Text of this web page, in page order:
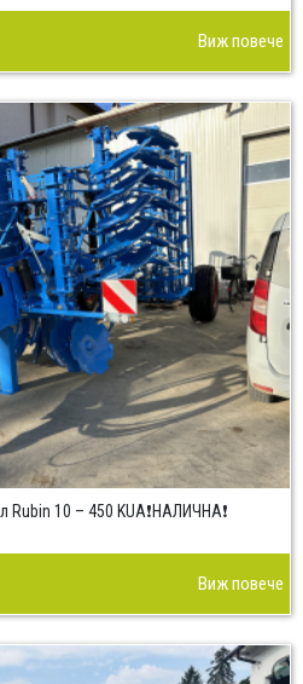
Виж повече
10 – 450 KUA❗НАЛИЧНА❗
Виж повече